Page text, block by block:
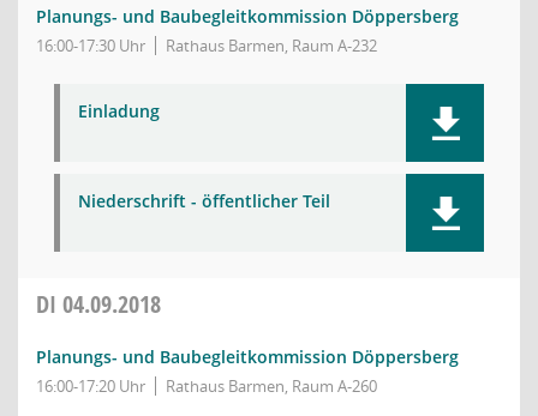
Planungs- und Baubegleitkommission Döppersberg
16:00-17:30 Uhr Rathaus Barmen, Raum A-232
Einladung
Niederschrift - öffentlicher Teil
DI 04.09.2018
Planungs- und Baubegleitkommission Döppersberg
16:00-17:20 Uhr Rathaus Barmen, Raum A-260